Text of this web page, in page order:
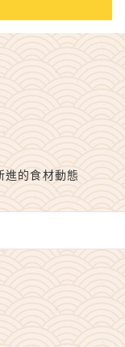
進的食材動態